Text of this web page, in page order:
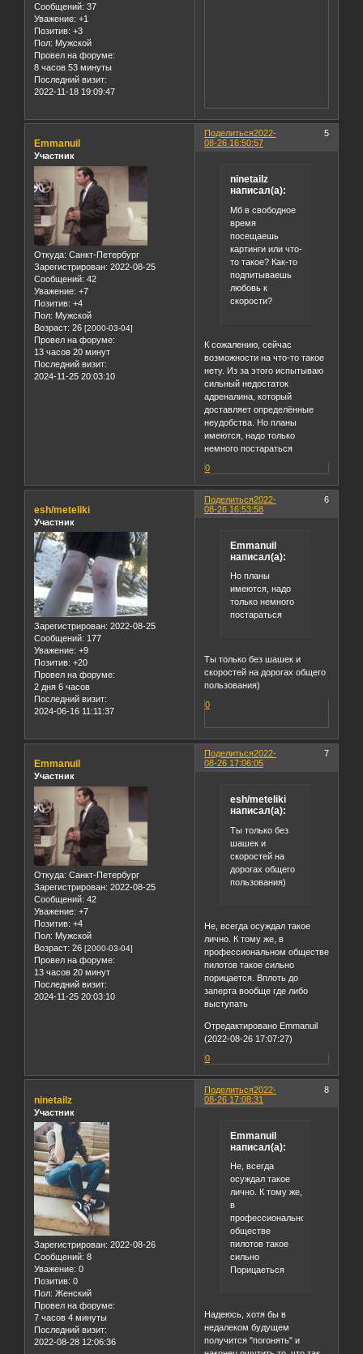
Сообщений: 37
Уважение: +1
Позитив: +3
Пол: Мужской
Провел на форуме:
8 часов 53 минуты
Последний визит:
2022-11-18 19:09:47
Поделиться 5
2022-
08-26 16:50:57
Emmanuil
Участник
Откуда: Санкт-Петербург
Зарегистрирован: 2022-08-25
Сообщений: 42
Уважение: +7
Позитив: +4
Пол: Мужской
Возраст: 26 [2000-03-04]
Провел на форуме:
13 часов 20 минут
Последний визит:
2024-11-25 20:03:10
ninetailz
написал(а):
Мб в свободное
время
посещаешь
картинги или что-
то такое? Как-то
подпитываешь
любовь к
скорости?
К сожалению, сейчас
возможности на что-то такое
нету. Из за этого испытываю
сильный недостаток
адреналина, который
доставляет определённые
неудобства. Но планы
имеются, надо только
немного постараться
0
Поделиться 6
2022-
08-26 16:53:58
esh/meteliki
Участник
Зарегистрирован: 2022-08-25
Сообщений: 177
Уважение: +9
Позитив: +20
Провел на форуме:
2 дня 6 часов
Последний визит:
2024-06-16 11:11:37
Emmanuil
написал(а):
Но планы
имеются, надо
только немного
постараться
Ты только без шашек и
скоростей на дорогах общего
пользования)
0
Поделиться 7
2022-
08-26 17:06:05
Emmanuil
Участник
Откуда: Санкт-Петербург
Зарегистрирован: 2022-08-25
Сообщений: 42
Уважение: +7
Позитив: +4
Пол: Мужской
Возраст: 26 [2000-03-04]
Провел на форуме:
13 часов 20 минут
Последний визит:
2024-11-25 20:03:10
esh/meteliki
написал(а):
Ты только без
шашек и
скоростей на
дорогах общего
пользования)
Не, всегда осуждал такое
лично. К тому же, в
профессиональном обществе
пилотов такое сильно
порицается. Вплоть до
заперта вообще где либо
выступать
Отредактировано Emmanuil
(2022-08-26 17:07:27)
0
Поделиться 8
2022-
08-26 17:08:31
ninetailz
Участник
Зарегистрирован: 2022-08-26
Сообщений: 8
Уважение: 0
Позитив: 0
Пол: Женский
Провел на форуме:
7 часов 4 минуты
Последний визит:
2022-08-28 12:06:36
Emmanuil
написал(а):
Не, всегда
осуждал такое
лично. К тому же,
в
профессиональном
обществе
пилотов такое
сильно
Порицаеться
Надеюсь, хотя бы в
недалеком будущем
получится "погонять" и